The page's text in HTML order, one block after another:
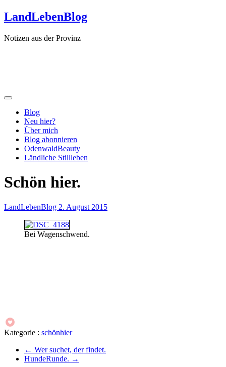
Zum
Inhalt
LandLebenBlog
Notizen aus der Provinz
Blog
Neu hier?
Über mich
Blog abonnieren
OdenwaldBeauty
Ländliche Stillleben
Schön hier.
LandLebenBlog 2. August 2015
Bei Wagenschwend.
Kategorie : schönhier
← Wer suchet, der findet.
HundeRunde. →